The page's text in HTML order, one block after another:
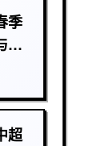
季
岗
超